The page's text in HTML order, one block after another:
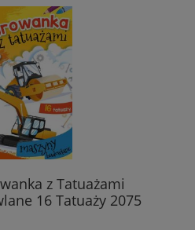
z Tatuażami
16 Tatuaży 2075